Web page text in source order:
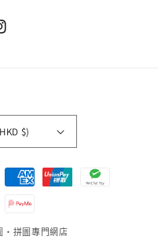
$)
‧拼圖專門網店